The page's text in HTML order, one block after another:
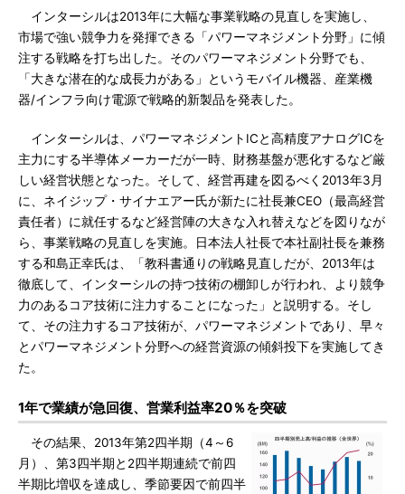
インターシルは2013年に大幅な事業戦略の見直しを実施し、
市場で強い競争力を発揮できる「パワーマネジメント分野」に傾
注する戦略を打ち出した。そのパワーマネジメント分野でも、
「大きな潜在的な成長力がある」というモバイル機器、産業機
器/インフラ向け電源で戦略的新製品を発表した。
インターシルは、パワーマネジメントICと高精度アナログICを
主力にする半導体メーカーだが一時、財務基盤が悪化するなど厳
しい経営状態となった。そして、経営再建を図るべく2013年3月
に、ネイジップ・サイナエアー氏が新たに社長兼CEO（最高経営
責任者）に就任するなど経営陣の大きな入れ替えなどを図りなが
ら、事業戦略の見直しを実施。日本法人社長で本社副社長を兼務
する和島正幸氏は、「教科書通りの戦略見直しだが、2013年は
徹底して、インターシルの持つ技術の棚卸しが行われ、より競争
力のあるコア技術に注力することになった」と説明する。そし
て、その注力するコア技術が、パワーマネジメントであり、早々
とパワーマネジメント分野への経営資源の傾斜投下を実施してき
た。
1年で業績が急回復、営業利益率20％を突破
その結果、2013年第2四半期（4～6
月）、第3四半期と2四半期連続で前四
半期比増収を達成し、季節要因で前四半